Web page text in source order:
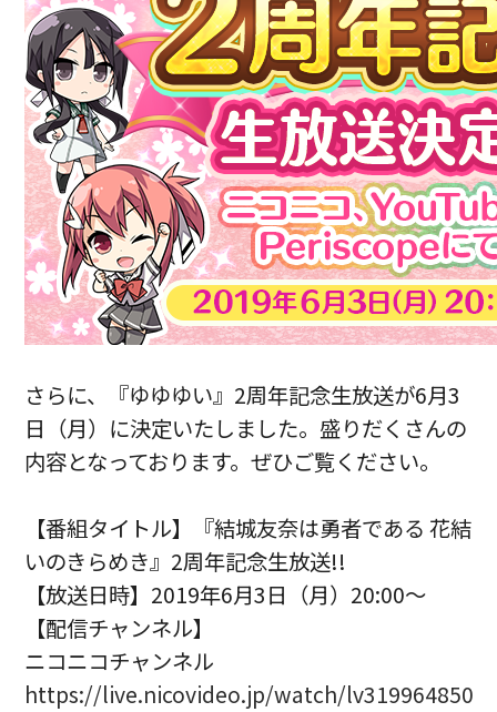
さらに、『ゆゆゆい』2周年記念生放送が6月3
日（月）に決定いたしました。盛りだくさんの
内容となっております。ぜひご覧ください。
【番組タイトル】『結城友奈は勇者である 花結
いのきらめき』2周年記念生放送!!
【放送日時】2019年6月3日（月）20:00～
【配信チャンネル】
ニコニコチャンネル
https://live.nicovideo.jp/watch/lv319964850